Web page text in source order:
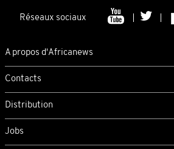
Réseaux sociaux
A propos d'Africanews
Contacts
Distribution
Jobs